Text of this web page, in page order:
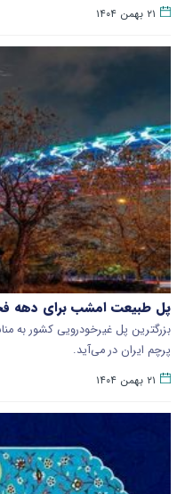
۲۱ بهمن ۱۴۰۴
پل طبیعت امشب برای دهه
بزرگترین پل غیرخودرویی کشور به
پرچم ایران در می‌آید.
۲۱ بهمن ۱۴۰۴